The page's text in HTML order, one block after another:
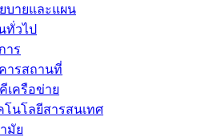
บายและแผน
ทั่วไป
าร
ารสถานที่
เครือข่าย
โนโลยีสารสนเทศ
มัย